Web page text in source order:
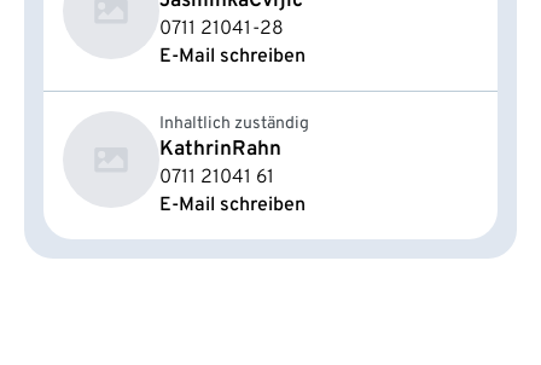
0711 21041-28
E-Mail schreiben
Inhaltlich zuständig
KathrinRahn
0711 21041 61
E-Mail schreiben